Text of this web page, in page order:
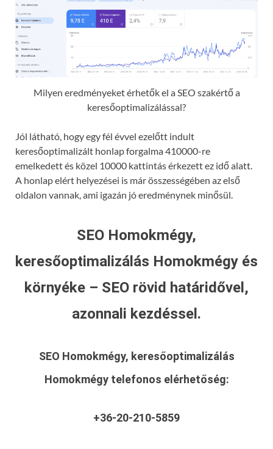
Milyen eredményeket érhetők el a SEO szakértő a
keresőoptimalizálással?
Jól látható, hogy egy fél évvel ezelőtt indult
keresőoptimalizált honlap forgalma 410000-re
emelkedett és közel 10000 kattintás érkezett ez idő alatt.
A honlap elért helyezései is már összességében az első
oldalon vannak, ami igazán jó eredménynek minősül.
SEO Homokmégy,
keresőoptimalizálás Homokmégy és
környéke – SEO rövid határidővel,
azonnali kezdéssel.
SEO Homokmégy, keresőoptimalizálás
Homokmégy telefonos elérhetőség:
+36-20-210-5859